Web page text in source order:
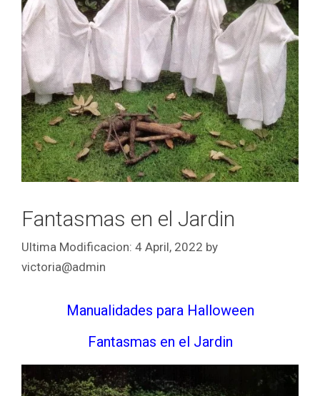
Fantasmas en el Jardin
4 April, 2022 by
victoria@admin
Manualidades para Halloween
Fantasmas en el Jardin